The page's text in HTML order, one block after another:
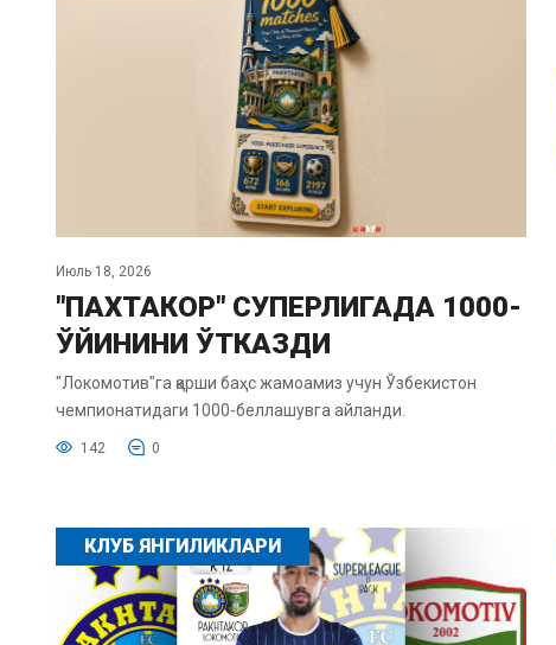
Июль 18, 2026
"ПАХТАКОР" СУПЕРЛИГАДА 1000-
ЎЙИНИНИ ЎТКАЗДИ
"Локомотив"га қарши баҳс жамоамиз учун Ўзбекистон
чемпионатидаги 1000-беллашувга айланди.
142 0
КЛУБ ЯНГИЛИКЛАРИ